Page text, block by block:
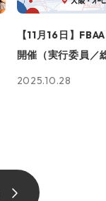
【11月16日】
開催（実行委員／
2025.10.28